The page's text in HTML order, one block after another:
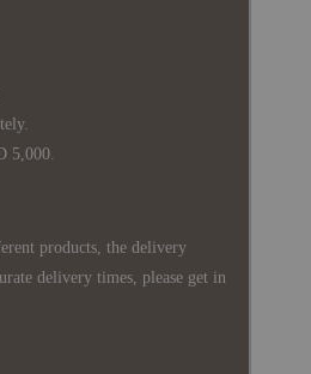
5,000.
products, the delivery
delivery times, please get in